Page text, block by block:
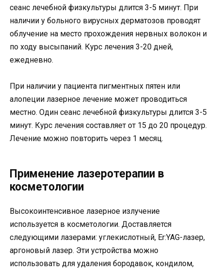
сеанс лечебной физкультуры длится 3-5 минут. При
наличии у больного вирусных дерматозов проводят
облучение на место прохождения нервных волокон и
по ходу высыпаний. Курс лечения 3-20 дней,
ежедневно.
При наличии у пациента пигментных пятен или
алопеции лазерное лечение может проводиться
местно. Один сеанс лечебной физкультуры длится 3-5
минут. Курс лечения составляет от 15 до 20 процедур.
Лечение можно повторить через 1 месяц.
Применение лазеротерапии в
косметологии
Высокоинтенсивное лазерное излучение
используется в косметологии. Доставляется
следующими лазерами: углекислотный, Er:YAG-лазер,
аргоновый лазер. Эти устройства можно
использовать для удаления бородавок, кондилом,